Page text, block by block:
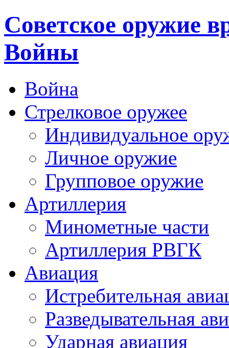
Cоветское оружие
Войны
Война
Стрелковое оружее
Индивидуальное
Личное оружие
Групповое оружие
Артиллерия
Минометные части
Артиллерия РВГК
Авиация
Истребительная
Разведывательная
Ударная авиация